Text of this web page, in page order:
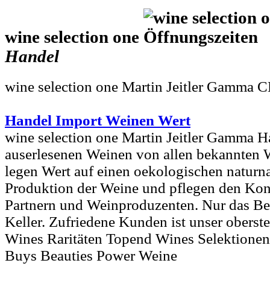
wine selection one
Handel
wine selection one Martin Jeitler Gamma
Handel Import Weinen Wert
wine selection one Martin Jeitler Gamma
auserlesenen Weinen von allen bekannten
legen Wert auf einen oekologischen
Produktion der Weine und pflegen den
Partnern und Weinproduzenten. Nur das
Keller. Zufriedene Kunden ist unser
Wines Raritäten Topend Wines
Buys Beauties Power Weine